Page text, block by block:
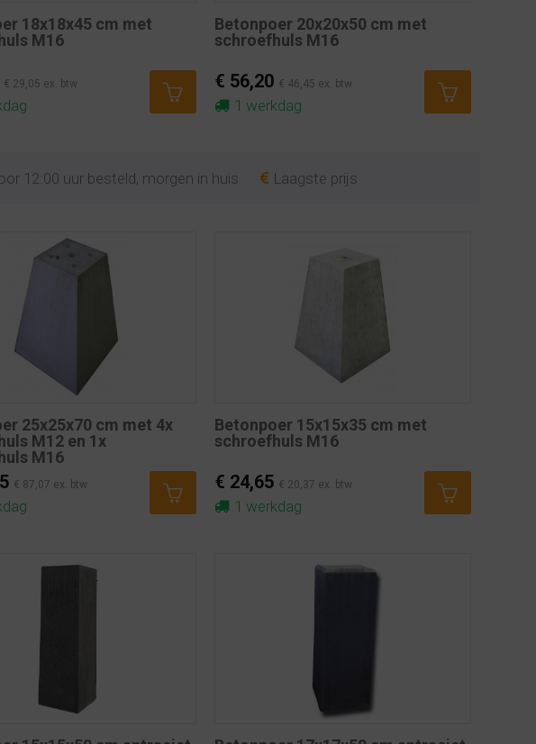
18x18x45 cm met
M16
€ 29,05 ex. btw
Betonpoer 20x20x50 cm met
schroefhuls M16
€ 56,20 € 46,45 ex. btw
1 werkdag
12:00 uur besteld, morgen in huis Laagste prijs
25x25x70 cm met 4x
M12 en 1x
M16
€ 87,07 ex. btw
Betonpoer 15x15x35 cm met
schroefhuls M16
€ 24,65 € 20,37 ex. btw
1 werkdag